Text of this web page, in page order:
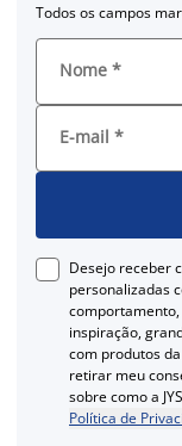
Todos os campos
Nome *
E-mail *
Desejo receber
personalizadas
inspiração,
com produtos da
retirar meu
sobre como a
Política de